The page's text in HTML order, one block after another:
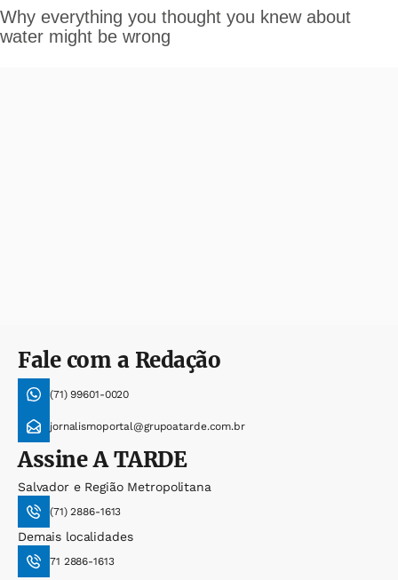
Fale com a Redação
(71) 99601-0020
jornalismoportal@grupoatarde.com.br
AssineA TARDE
Salvador e Região Metropolitana
(71) 2886-1613
Demais localidades
71 2886-1613